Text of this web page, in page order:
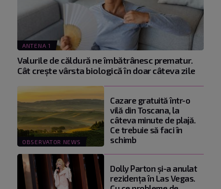
ANTENA 1
Valurile de căldură ne îmbătrânesc prematur.
Cât crește vârsta biologică în doar câteva zile
OBSERVATOR NEWS
Cazare gratuită într-o
vilă din Toscana, la
câteva minute de plajă.
Ce trebuie să faci în
schimb
Dolly Parton și-a anulat
rezidența în Las Vegas.